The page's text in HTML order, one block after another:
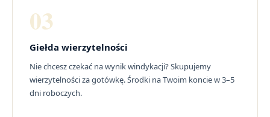
03
Giełda wierzytelności
Nie chcesz czekać na wynik windykacji? Skupujemy
wierzytelności za gotówkę. Środki na Twoim koncie w 3–5
dni roboczych.